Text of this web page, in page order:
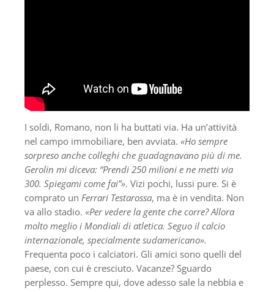
I soldi, Romano, non li ha buttati via. Ha un’attività
nel campo immobiliare, ben avviata. «Ho sempre
sorpreso anche colleghi che guadagnavano più di me.
Gerolin mi diceva: “Prendi 250 milioni e ne metti via
300. Spiegami come fai”». Vizi pochi, lussi pure. Si è
comprato un Ferrari Testarossa, ma è in vendita. Non
va allo stadio. «Per vedere la gente che corre? Allora
molto meglio i Mondiali di atletica. Seguo il calcio
internazionale, specialmente sudamericano».
Frequenta poco i calciatori. Gli amici sono quelli del
paese, con cui è cresciuto. Vacanze? Sguardo
perplesso. Sempre qui, dove adesso sale la nebbia e